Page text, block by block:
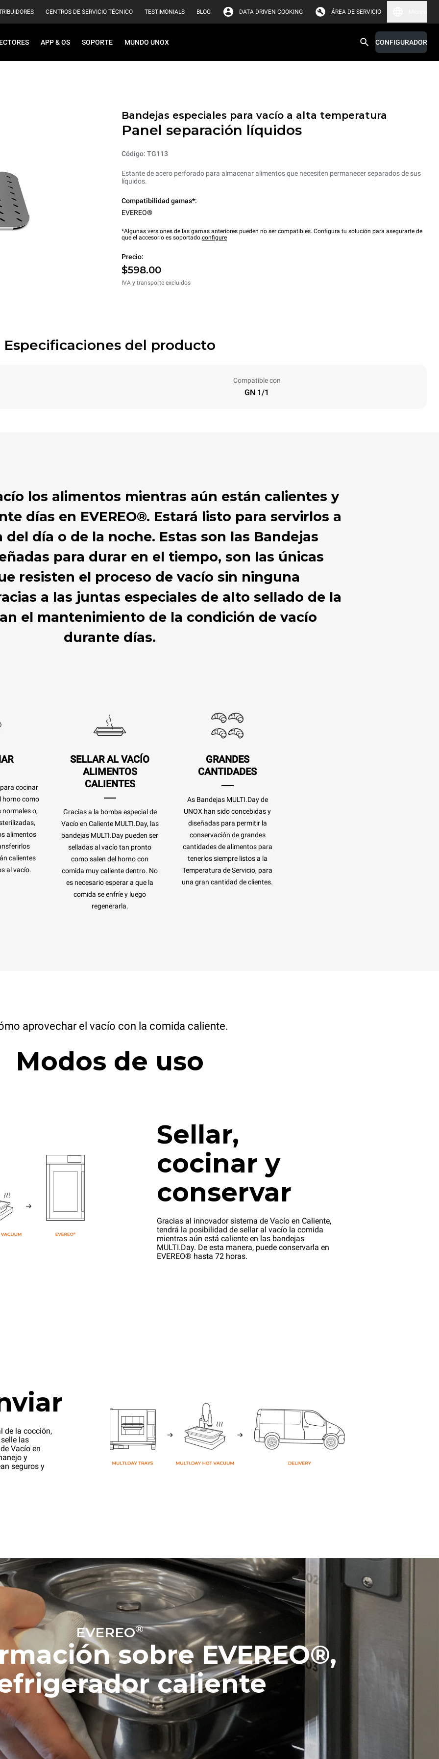
CENTROS DE SERVICIO TÉCNICO TESTIMONIALS BLOG DATA DRIVEN COOKING ÁREA DE SERVICIO
APP & OS SOPORTE MUNDO UNOX CONFIGURADOR
Bandejas especiales para vacío a alta temperatura
Panel separación líquidos
Código: TG113
Estante de acero perforado para almacenar alimentos que necesiten permanecer separados de sus
líquidos.
Compatibilidad gamas*:
EVEREO®
*Algunas versiones de las gamas anteriores pueden no ser compatibles. Configura tu solución para asegurarte de
que el accesorio es soportado.configure
Precio:
$598.00
IVA y transporte excluidos
Especificaciones del producto
Compatible con
GN 1/1
los alimentos mientras aún están calientes y
días en EVEREO®. Estará listo para servirlos a
día o de la noche. Estas son las Bandejas
para durar en el tiempo, son las únicas
resisten el proceso de vacío sin ninguna
a las juntas especiales de alto sellado de la
el mantenimiento de la condición de vacío
durante días.
cocinar
horno como
o,
alimentos
calientes
al vacío.
SELLAR AL VACÍO
ALIMENTOS
CALIENTES
Gracias a la bomba especial de
Vacío en Caliente MULTI.Day, las
bandejas MULTI.Day pueden ser
selladas al vacío tan pronto
como salen del horno con
comida muy caliente dentro. No
es necesario esperar a que la
comida se enfríe y luego
regenerarla.
GRANDES
CANTIDADES
As Bandejas MULTI.Day de
UNOX han sido concebidas y
diseñadas para permitir la
conservación de grandes
cantidades de alimentos para
tenerlos siempre listos a la
Temperatura de Servicio, para
una gran cantidad de clientes.
aprovechar el vacío con la comida caliente.
Modos de uso
Sellar,
cocinar y
conservar
Gracias al innovador sistema de Vacío en Caliente,
tendrá la posibilidad de sellar al vacío la comida
mientras aún está caliente en las bandejas
MULTI.Day. De esta manera, puede conservarla en
EVEREO® hasta 72 horas.
de la cocción,
las
Vacío en
y
seguros y
EVEREO®
sobre EVEREO®,
caliente